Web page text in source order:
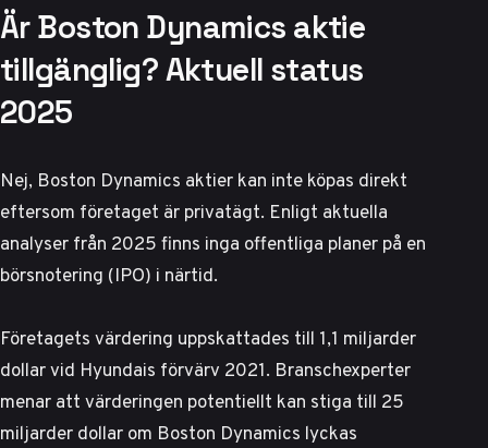
Är Boston Dynamics aktie
tillgänglig? Aktuell status
2025
Nej, Boston Dynamics aktier kan inte köpas direkt
eftersom företaget är privatägt. Enligt aktuella
analyser från 2025finns inga offentliga planer på en
börsnotering (IPO) i närtid.
Företagets värdering uppskattades till 1,1 miljarder
dollar vid Hyundais förvärv 2021. Branschexperter
menar att värderingen potentiellt kan stiga till 25
miljarder dollar om Boston Dynamics lyckas